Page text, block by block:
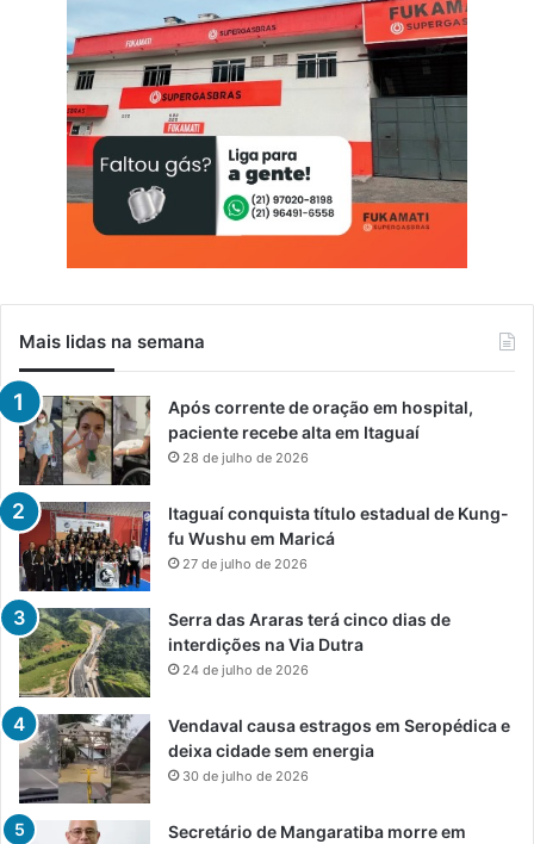
Mais lidas na semana
Após corrente de oração em hospital,
paciente recebe alta em Itaguaí
28 de julho de 2026
Itaguaí conquista título estadual de Kung-
fu Wushu em Maricá
27 de julho de 2026
Serra das Araras terá cinco dias de
interdições na Via Dutra
24 de julho de 2026
Vendaval causa estragos em Seropédica e
deixa cidade sem energia
30 de julho de 2026
Secretário de Mangaratiba morre em